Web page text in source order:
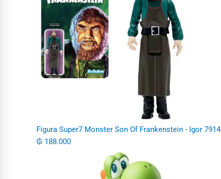
Figura Super7 Monster Son Of Frankenstein - Igor 7914
₲ 188.000